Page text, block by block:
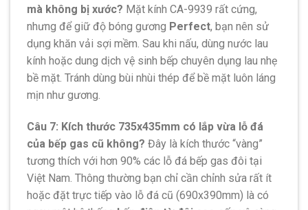
mà không bị xước? Mặt kính CA-9939 rất cứng,
nhưng để giữ độ bóng gương Perfect, bạn nên sử
dụng khăn vải sợi mềm. Sau khi nấu, dùng nước lau
kính hoặc dung dịch vệ sinh bếp chuyên dụng lau nhẹ
bề mặt. Tránh dùng bùi nhùi thép để bề mặt luôn láng
mịn như gương.
Câu 7: Kích thước 735x435mm có lắp vừa lỗ đá
của bếp gas cũ không? Đây là kích thước “vàng”
tương thích với hơn 90% các lỗ đá bếp gas đôi tại
Việt Nam. Thông thường bạn chỉ cần chỉnh sửa rất ít
hoặc đặt trực tiếp vào lỗ đá cũ (690x390mm) là có